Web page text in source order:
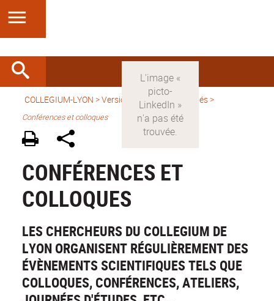
COLLEGIUM-LYON >Version française> Activités>
Conférences et colloques
CONFÉRENCES ET
COLLOQUES
LES CHERCHEURS DU COLLEGIUM DE
LYON ORGANISENT RÉGULIÈREMENT DES
ÉVÈNEMENTS SCIENTIFIQUES TELS QUE
COLLOQUES, CONFÉRENCES, ATELIERS,